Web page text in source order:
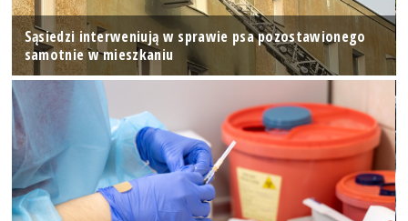
Sąsiedzi interweniują w sprawie psa pozostawionego
samotnie w mieszkaniu